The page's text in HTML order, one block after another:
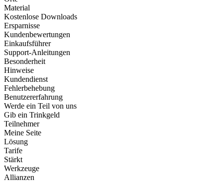
Material
Kostenlose Downloads
Ersparnisse
Kundenbewertungen
Einkaufsführer
Support-Anleitungen
Besonderheit
Hinweise
Kundendienst
Fehlerbehebung
Benutzererfahrung
Werde ein Teil von uns
Gib ein Trinkgeld
Teilnehmer
Meine Seite
Lösung
Tarife
Stärkt
Werkzeuge
Allianzen